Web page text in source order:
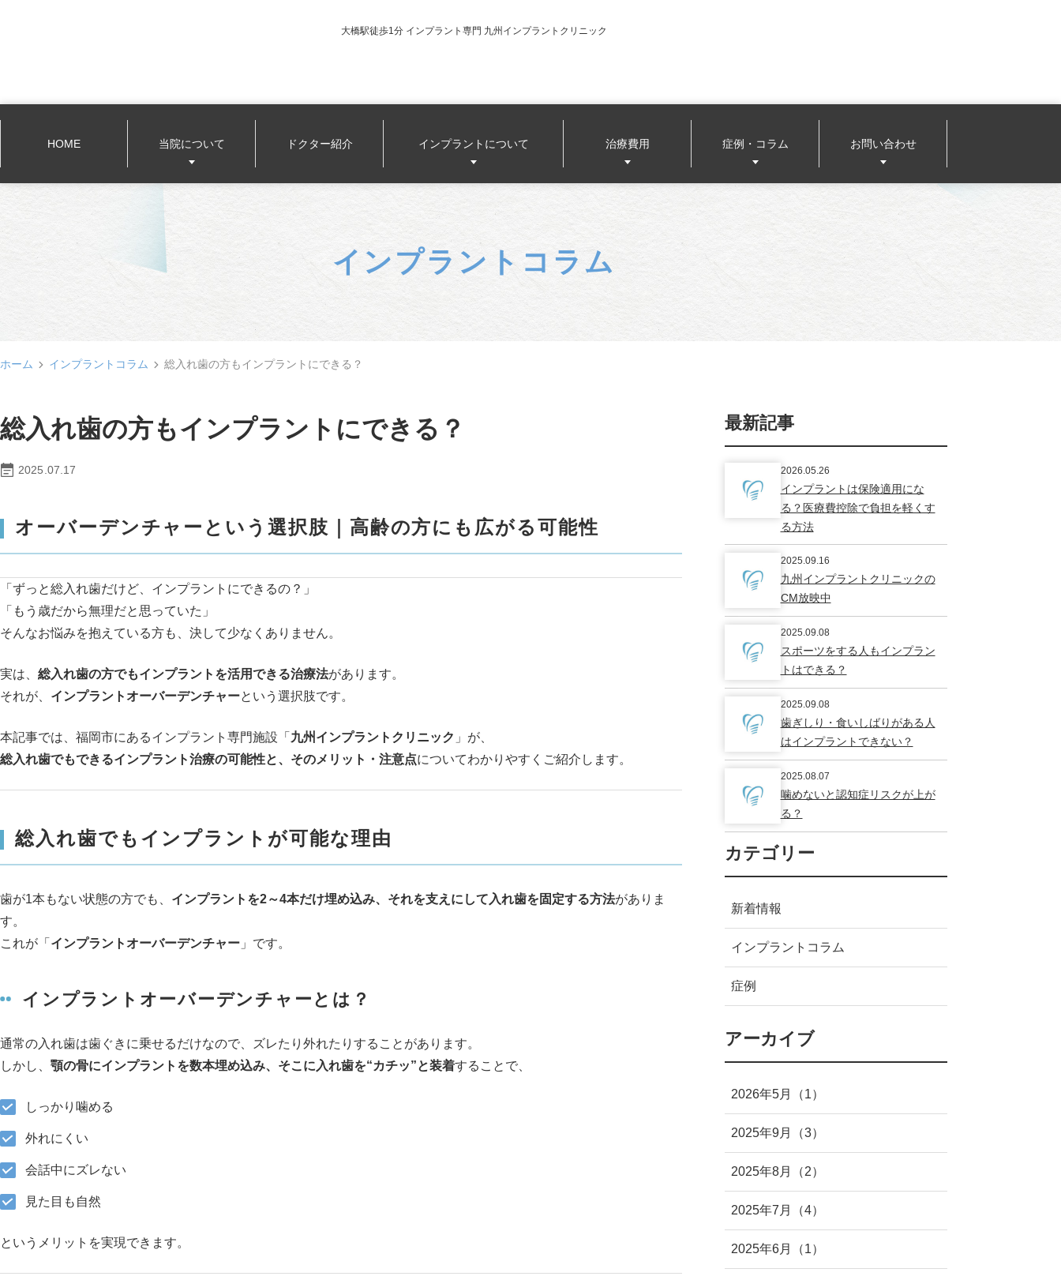
大橋駅徒歩1分 インプラント専門 九州インプラントクリニック
HOME 当院について ドクター紹介 インプラントについて 治療費用 症例・コラム お問い合わせ
インプラントコラム
ホーム インプラントコラム 総入れ歯の方もインプラントにできる？
総入れ歯の方もインプラントにできる？
2025.07.17
オーバーデンチャーという選択肢｜高齢の方にも広がる可能性
「ずっと総入れ歯だけど、インプラントにできるの？」
「もう歳だから無理だと思っていた」
そんなお悩みを抱えている方も、決して少なくありません。
実は、 総入れ歯の方でもインプラントを活用できる治療法があります。
それが、 インプラントオーバーデンチャーという選択肢です。
本記事では、福岡市にあるインプラント専門施設「 九州インプラントクリニック 」が、
総入れ歯でもできるインプラント治療の可能性と、そのメリット・注意点についてわかりやすくご紹介します。
総入れ歯でもインプラントが可能な理由
歯が1本もない状態の方でも、 インプラントを2～4本だけ埋め込み、それを支えにして入れ歯を固定する方法がありま
す。
これが「 インプラントオーバーデンチャー 」です。
インプラントオーバーデンチャーとは？
通常の入れ歯は歯ぐきに乗せるだけなので、ズレたり外れたりすることがあります。
しかし、 顎の骨にインプラントを数本埋め込み、そこに入れ歯を“カチッ”と装着することで、
しっかり噛める
外れにくい
会話中にズレない
見た目も自然
というメリットを実現できます。
最新記事
2026.05.26
インプラントは保険適用にな
る？医療費控除で負担を軽くす
る方法
2025.09.16
九州インプラントクリニックの
CM放映中
2025.09.08
スポーツをする人もインプラン
トはできる？
2025.09.08
歯ぎしり・食いしばりがある人
はインプラントできない？
2025.08.07
噛めないと認知症リスクが上が
る？
カテゴリー
新着情報
インプラントコラム
症例
アーカイブ
2026年5月（1）
2025年9月（3）
2025年8月（2）
2025年7月（4）
2025年6月（1）